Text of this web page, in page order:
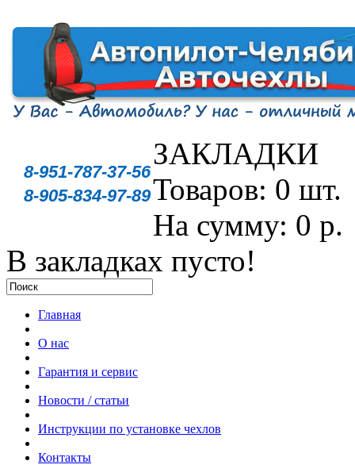
8-951-787-37-56
8-905-834-97-89
ЗАКЛАДКИ
Товаров: 0 шт.
На сумму: 0 р.
В закладках пусто!
Главная
О нас
Гарантия и сервис
Новости / статьи
Инструкции по установке чехлов
Контакты